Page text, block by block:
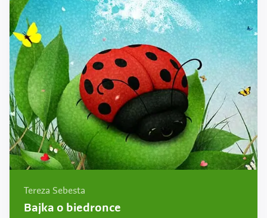
Tereza Sebesta
Bajka o biedronce